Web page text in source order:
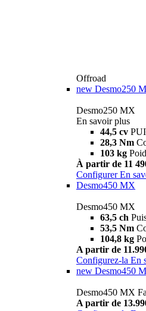
Offroad
new Desmo250
Desmo250 MX
En savoir plus
44,5 cv
28,3 Nm
103 kg
À partir de 11
Configurer En
Desmo450 MX
Desmo450 MX
63,5 ch
53,5 Nm
104,8 kg
A partir de
Configurez-la En
new Desmo450
Desmo450 MX
A partir de